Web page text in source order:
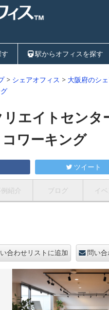
駅からオフィスを探す
> シェアオフィス > 大阪府のシ
リエイトセン
ワーキング
ツイート
例紹介 ブログ イ
合わせリストに追加 問い